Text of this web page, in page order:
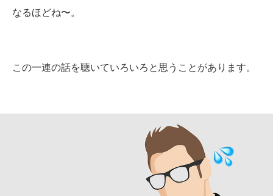
なるほどね〜。
この一連の話を聴いていろいろと思うことがあります。